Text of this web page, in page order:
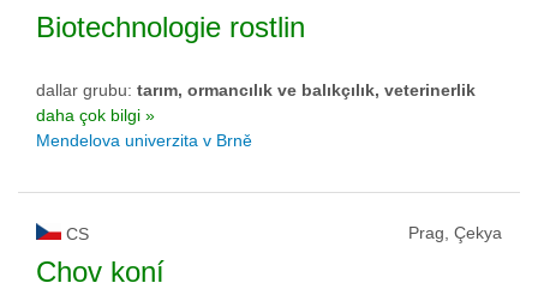
Biotechnologie rostlin
dallar grubu: tarım, ormancılık ve balıkçılık, veterinerlik
daha çok bilgi »
Mendelova univerzita v Brně
CS Prag, Çekya
Chov koní